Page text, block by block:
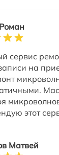
сервис
на
этот
Матвей